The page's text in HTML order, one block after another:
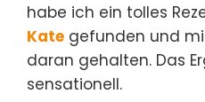
habe ich ein tolles
Kate gefunden und
daran gehalten. Das
sensationell.